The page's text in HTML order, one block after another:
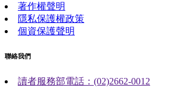
著作權聲明
隱私保護權政策
個資保護聲明
聯絡我們
讀者服務部電話：(02)2662-0012